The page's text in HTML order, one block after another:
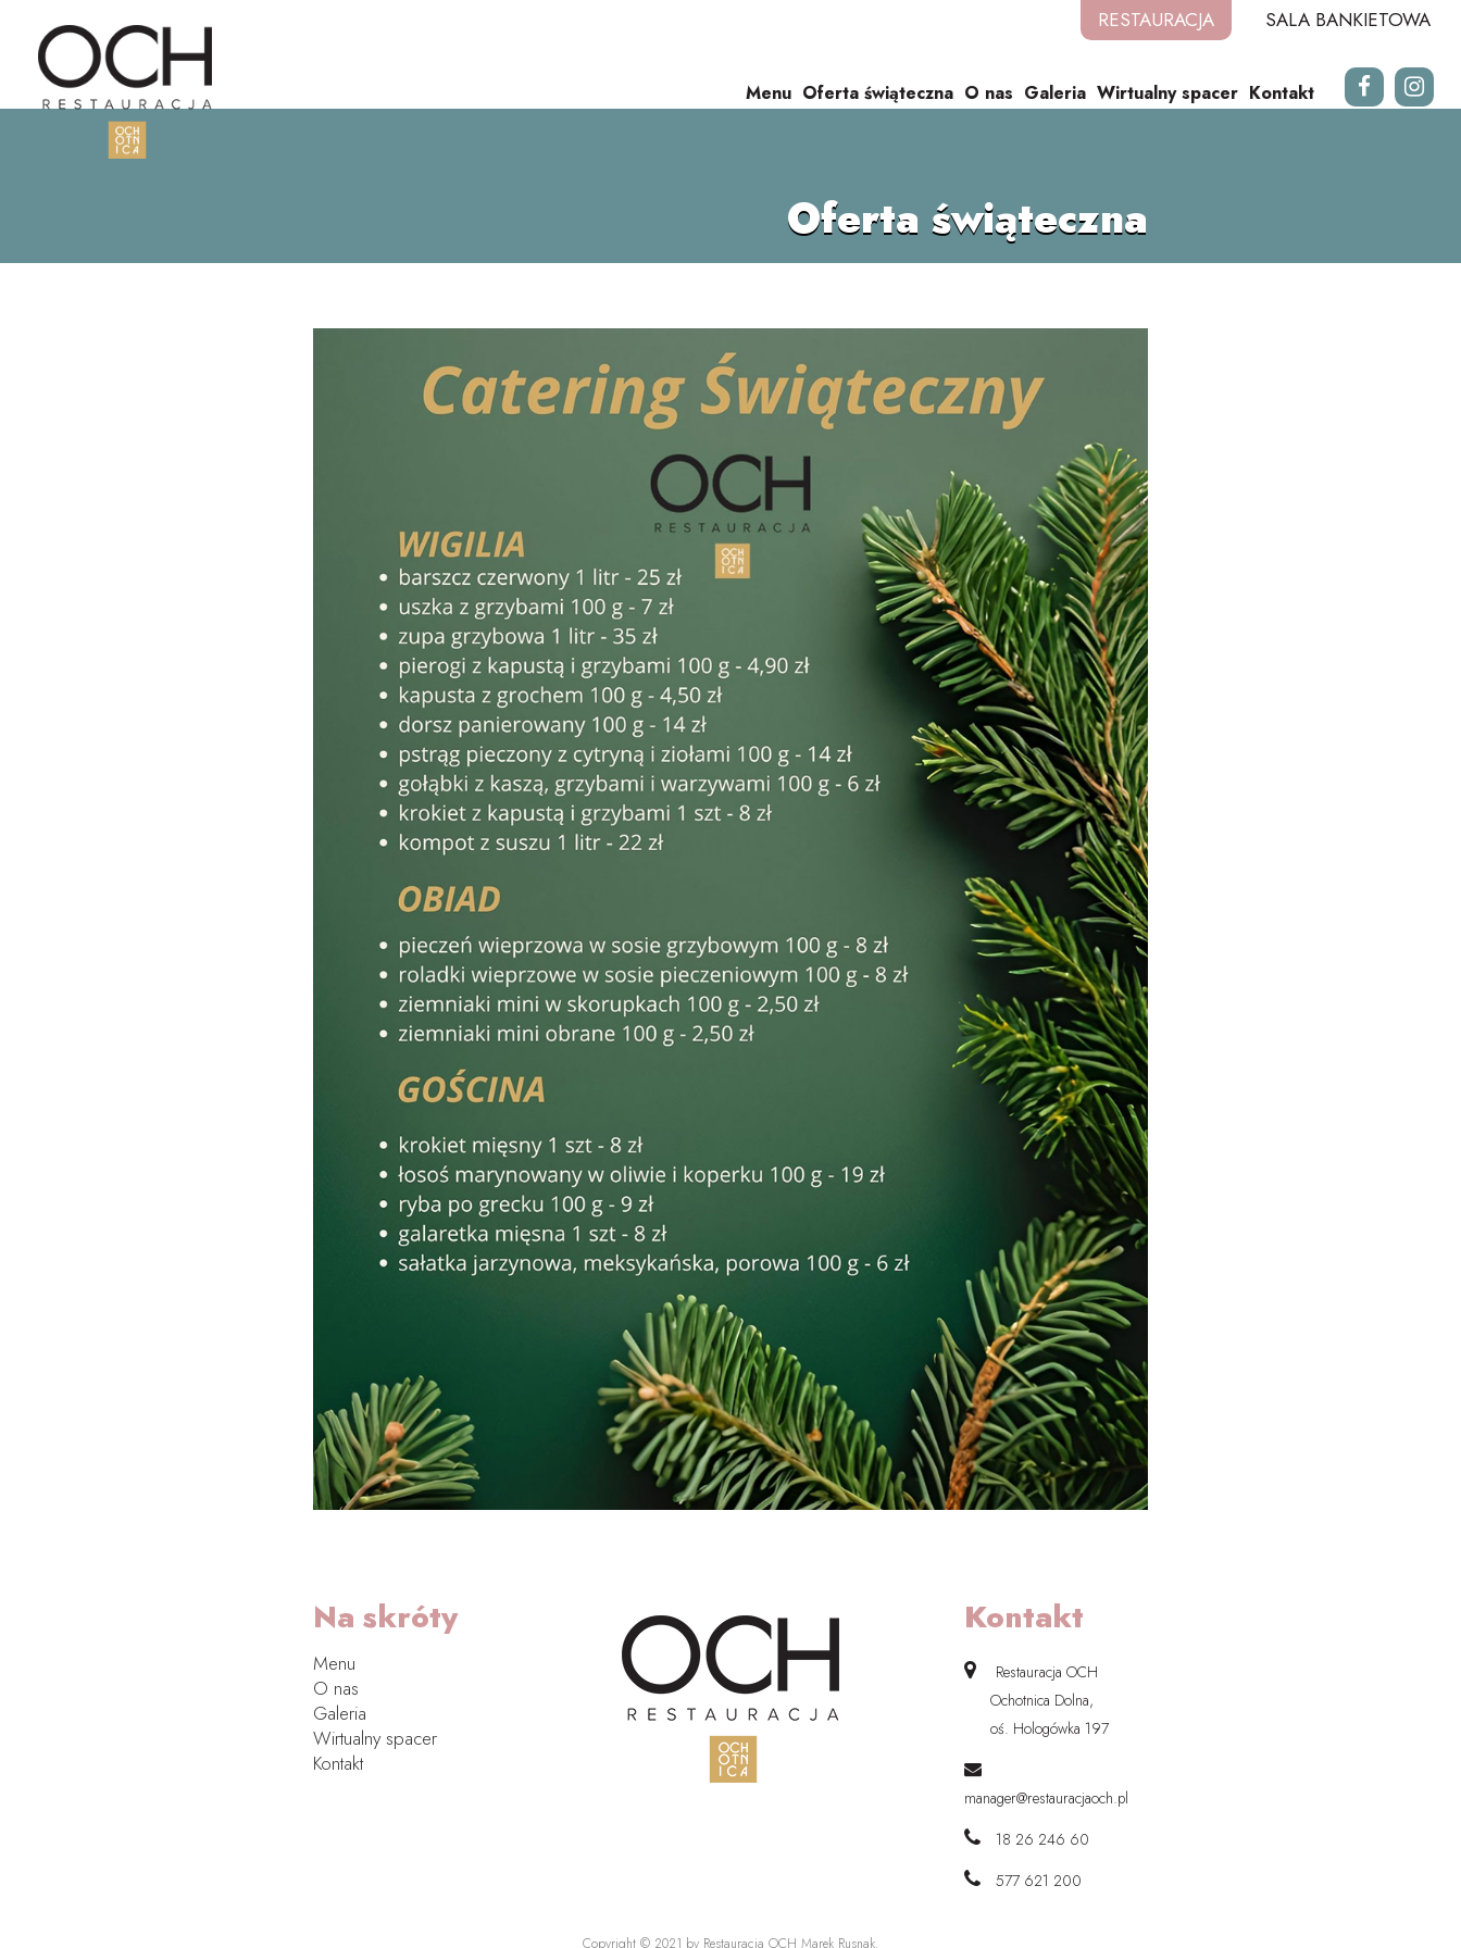
RESTAURACJA SALA BANKIETOWA
Menu Oferta świąteczna O nas Galeria Wirtualny spacer Kontakt
Oferta świąteczna
Na skróty
Menu
O nas
Galeria
Wirtualny spacer
Kontakt
Kontakt
Restauracja OCH
Ochotnica Dolna,
oś. Hologówka 197
manager@restauracjaoch.pl
18 26 246 60
577 621 200
Copyright © 2021 by Restauracja OCH Marek Rusnak.